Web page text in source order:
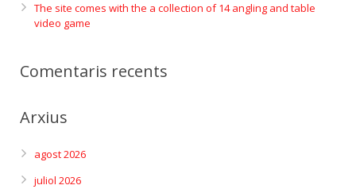
The site comes with the a collection of 14 angling and table
video game
Comentaris recents
Arxius
agost 2026
juliol 2026